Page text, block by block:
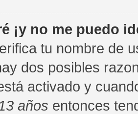
¡y no me puedo
tu nombre de
dos posibles
activado y
años entonces